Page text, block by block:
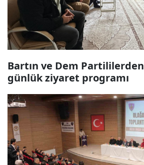
Bartın ve Dem
günlük ziyaret programı